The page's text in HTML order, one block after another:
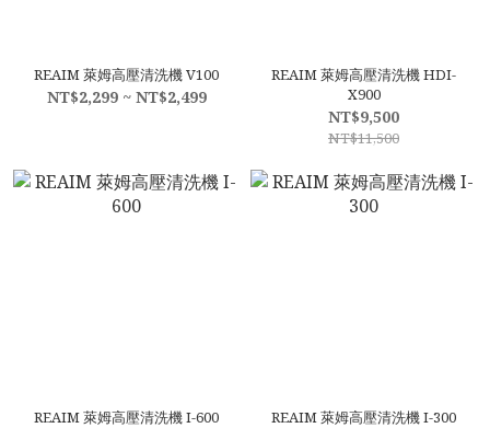
REAIM 萊姆高壓清洗機 V100
NT$2,299 ~ NT$2,499
REAIM 萊姆高壓清洗機 HDI-
X900
NT$9,500
NT$11,500
REAIM 萊姆高壓清洗機 I-600
REAIM 萊姆高壓清洗機 I-300